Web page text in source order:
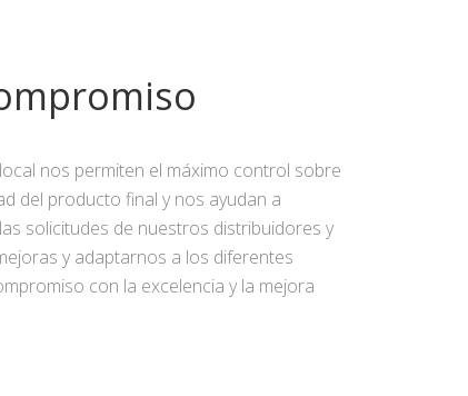
nos permiten el máximo control sobre
del producto final y nos ayudan a
solicitudes de nuestros distribuidores y
y adaptarnos a los diferentes
con la excelencia y la mejora